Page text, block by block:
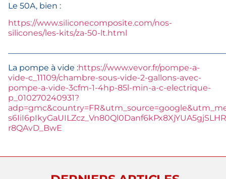
Le 50A, bien :
https://www.siliconecomposite.com/nos-
silicones/les-kits/za-50-lt.html
La pompe à vide :https://www.vevor.fr/pompe-a-
vide-c_11109/chambre-sous-vide-2-gallons-avec-
pompe-a-vide-3cfm-1-4hp-85l-min-a-c-electrique-
p_010270240931?
r8QAvD_BwE